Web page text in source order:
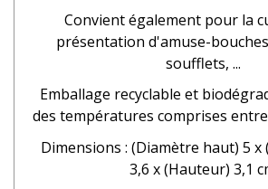
Convient également pour la
présentation d'amuse-
soufflets, ...
Emballage recyclable et
des températures comprises entre
Dimensions : (Diamètre haut) 5 x
3,6 x (Hauteur) 3,1